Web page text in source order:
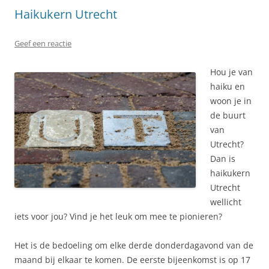
Haikukern Utrecht
Geef een reactie
Hou je van
haiku en
woon je in
de buurt
van
Utrecht?
Dan is
haikukern
Utrecht
wellicht
iets voor jou? Vind je het leuk om mee te pionieren?
Het is de bedoeling om elke derde donderdagavond van de
maand bij elkaar te komen. De eerste bijeenkomst is op 17